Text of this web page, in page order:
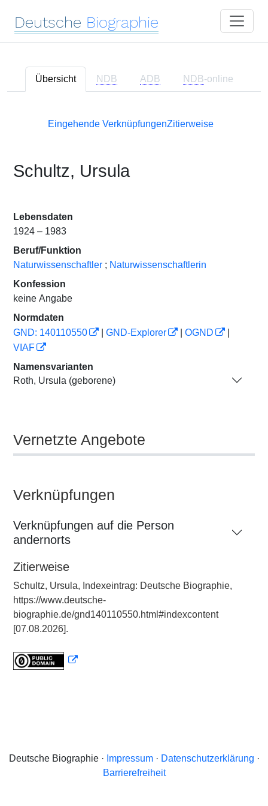
Deutsche Biographie
Übersicht NDB ADB NDB-online
Eingehende VerknüpfungenZitierweise
Schultz, Ursula
Lebensdaten
1924 – 1983
Beruf/Funktion
Naturwissenschaftler ; Naturwissenschaftlerin
Konfession
keine Angabe
Normdaten
GND: 140110550
GND-Explorer OGND
VIAF
Namensvarianten
Roth, Ursula (geborene)
Vernetzte Angebote
Verknüpfungen
Verknüpfungen auf die Person
andernorts
Zitierweise
Schultz, Ursula, Indexeintrag: Deutsche Biographie,
https://www.deutsche-
biographie.de/gnd140110550.html#indexcontent
[07.08.2026].
Deutsche Biographie · Impressum· Datenschutzerklärung ·
Barrierefreiheit